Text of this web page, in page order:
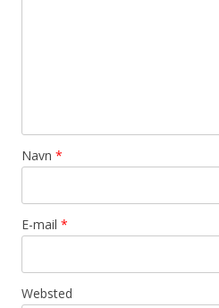
Navn *
E-mail *
Websted